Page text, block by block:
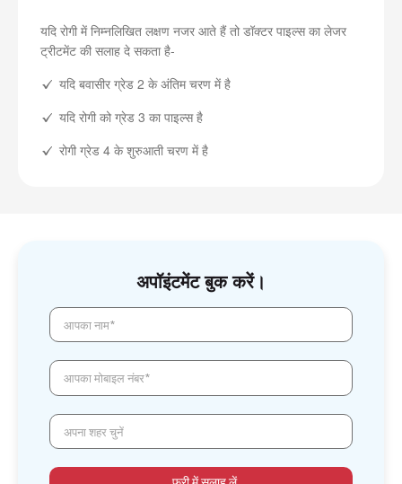
यदि रोगी में निम्नलिखित लक्षण नजर आते हैं तो डॉक्टर पाइल्स का लेजर
ट्रीटमेंट की सलाह दे सकता है-
यदि बवासीर ग्रेड 2 के अंतिम चरण में है
यदि रोगी को ग्रेड 3 का पाइल्स है
रोगी ग्रेड 4 के शुरुआती चरण में है
अपॉइंटमेंट बुक करें।
आपका नाम*
आपका मोबाइल नंबर*
अपना शहर चुनें